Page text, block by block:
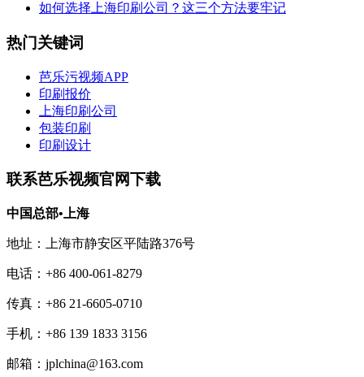
如何选择上海印刷公司？这三个方法要牢记
热门关键词
芭乐污视频APP
印刷报价
上海印刷公司
包装印刷
印刷设计
联系芭乐视频官网下载
中国总部•上海
地址：上海市静安区平陆路376号
电话：+86 400-061-8279
传真：+86 21-6605-0710
手机：+86 139 1833 3156
邮箱：jplchina@163.com